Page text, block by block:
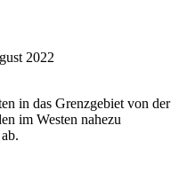
2022
in das Grenzgebiet von der
im Westen nahezu